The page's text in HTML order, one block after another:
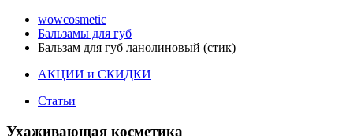
wowcosmetic
Бальзамы для губ
Бальзам для губ ланолиновый (стик)
АКЦИИ и СКИДКИ
Статьи
Ухаживающая косметика